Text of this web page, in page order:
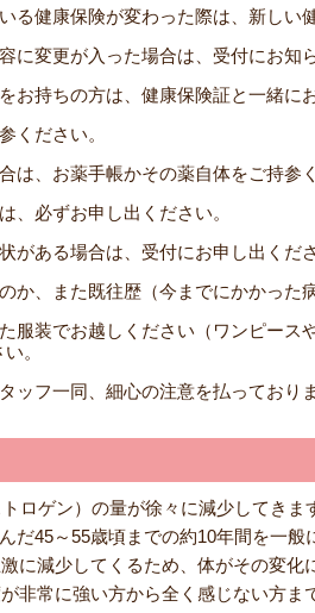
る健康保険が変わった際は、新しい
に変更が入った場合は、受付にお知
お持ちの方は、健康保険証と一緒に
ください。
は、お薬手帳かその薬自体をご持参
、必ずお申し出ください。
がある場合は、受付にお申し出くださ
か、また既往歴（今までにかかっ
服装でお越しください（ワンピー
。
ッフ一同、細心の注意を払っており
ロゲン）の量が徐々に減少してき
だ45～55歳頃までの約10年間を一
に減少してくるため、体がその変
非常に強い方から全く感じない方